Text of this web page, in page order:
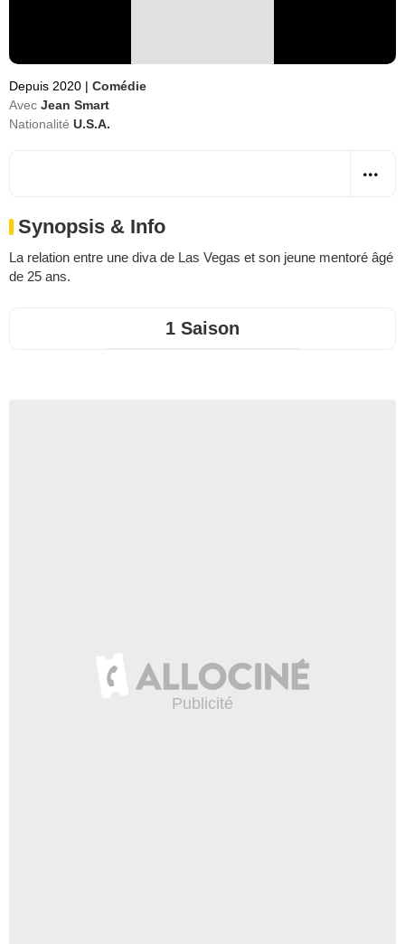
Depuis 2020 | Comédie
Avec Jean Smart
Nationalité U.S.A.
Synopsis & Info
La relation entre une diva de Las Vegas et son jeune mentoré âgé
de 25 ans.
1 Saison